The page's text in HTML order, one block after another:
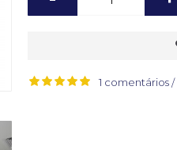
1 comentários/